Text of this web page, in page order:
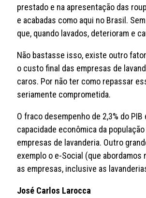
prestado e na apresentação das
e acabadas como aqui no Brasil.
que, quando lavados, deterioram e
Não bastasse isso, existe outro
o custo final das empresas de
caros. Por não ter como repassar
seriamente comprometida.
O fraco desempenho de 2,3% do
capacidade econômica da
empresas de lavanderia. Outro
exemplo o e-Social (que
as empresas, inclusive as
José Carlos Larocca